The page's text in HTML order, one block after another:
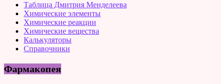
Таблица Дмитрия Менделеева
Химические элементы
Химические реакции
Химические вещества
Калькуляторы
Справочники
Фармакопея